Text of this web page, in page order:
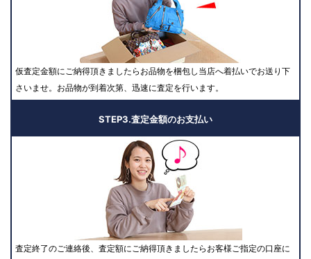
仮査定金額にご納得頂きましたらお品物を梱包し当店へ着払いでお送り下
さいませ。お品物が到着次第、迅速に査定を行います。
STEP3.査定金額のお支払い
査定終了のご連絡後、査定額にご納得頂きましたらお客様ご指定の口座に